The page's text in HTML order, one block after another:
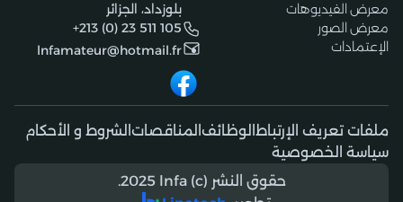
معرض الفيديوهات
معرض الصور
الإعتمادات
بلوزداد، الجزائر
+213 (0) 23 511 105
lnfamateur@hotmail.fr
ملفات تعريف الإرتباط الوظائف المناقصات الشروط و الأحكام
سياسة الخصوصية
حقوق النشر (c) 2025 lnfa.